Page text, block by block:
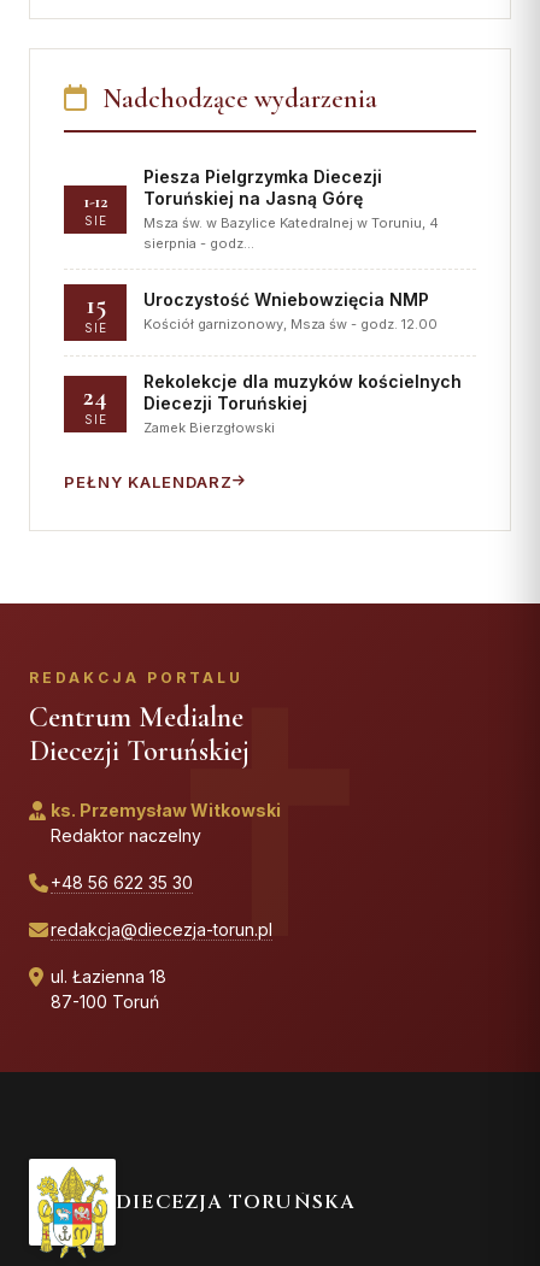
Nadchodzące wydarzenia
1-12
SIE
Piesza Pielgrzymka Diecezji
Toruńskiej na Jasną Górę
Msza św. w Bazylice Katedralnej w Toruniu, 4
sierpnia - godz…
15
SIE
Uroczystość Wniebowzięcia NMP
Kościół garnizonowy, Msza św - godz. 12.00
24
SIE
Rekolekcje dla muzyków kościelnych
Diecezji Toruńskiej
Zamek Bierzgłowski
PEŁNY KALENDARZ
REDAKCJA PORTALU
Centrum Medialne
Diecezji Toruńskiej
ks. Przemysław Witkowski
Redaktor naczelny
+48 56 622 35 30
redakcja@diecezja-torun.pl
ul. Łazienna 18
87-100 Toruń
DIECEZJA TORUŃSKA